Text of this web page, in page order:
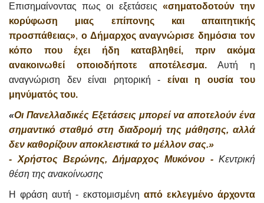
Επισημαίνοντας πως οι εξετάσεις «σηματοδοτούν την
κορύφωση μιας επίπονης και απαιτητικής
προσπάθειας», ο Δήμαρχος αναγνώρισε δημόσια τον
κόπο που έχει ήδη καταβληθεί, πριν ακόμα
ανακοινωθεί οποιοδήποτε αποτέλεσμα.Αυτή η
αναγνώριση δεν είναι ρητορική -
είναι η ουσία του
μηνύματός του.
«Οι Πανελλαδικές Εξετάσεις μπορεί να αποτελούν ένα
σημαντικό σταθμό στη διαδρομή της μάθησης, αλλά
δεν καθορίζουν αποκλειστικά το μέλλον σας.»
- Χρήστος Βερώνης, Δήμαρχος Μυκόνου - Κεντρική
θέση της ανακοίνωσης
Η φράση αυτή - εκστομισμένη από εκλεγμένο άρχοντα